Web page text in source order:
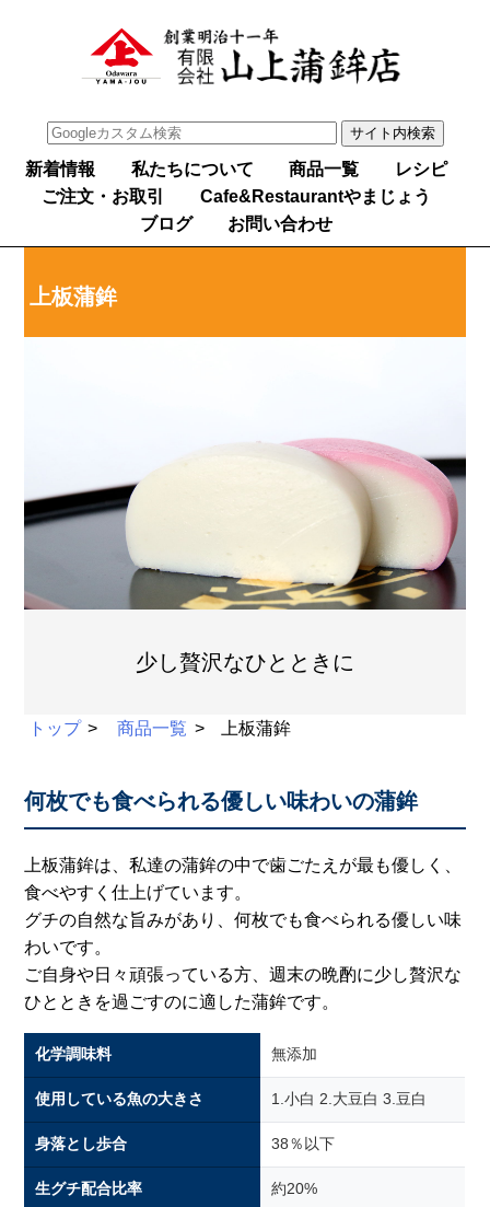
新着情報 私たちについて 商品一覧
レシピ
ご注文・お取引
Cafe&Restaurantやまじょう
ブログ
お問い合わせ
上板蒲鉾
少し贅沢なひとときに
トップ 商品一覧 上板蒲鉾
何枚でも食べられる優しい味わいの蒲鉾
上板蒲鉾は、私達の蒲鉾の中で歯ごたえが最も優しく、
食べやすく仕上げています。
グチの自然な旨みがあり、何枚でも食べられる優しい味
わいです。
ご自身や日々頑張っている方、週末の晩酌に少し贅沢な
ひとときを過ごすのに適した蒲鉾です。
化学調味料 無添加
使用している魚の大きさ 1.小白 2.大豆白 3.豆白
身落とし歩合 38％以下
生グチ配合比率 約20%